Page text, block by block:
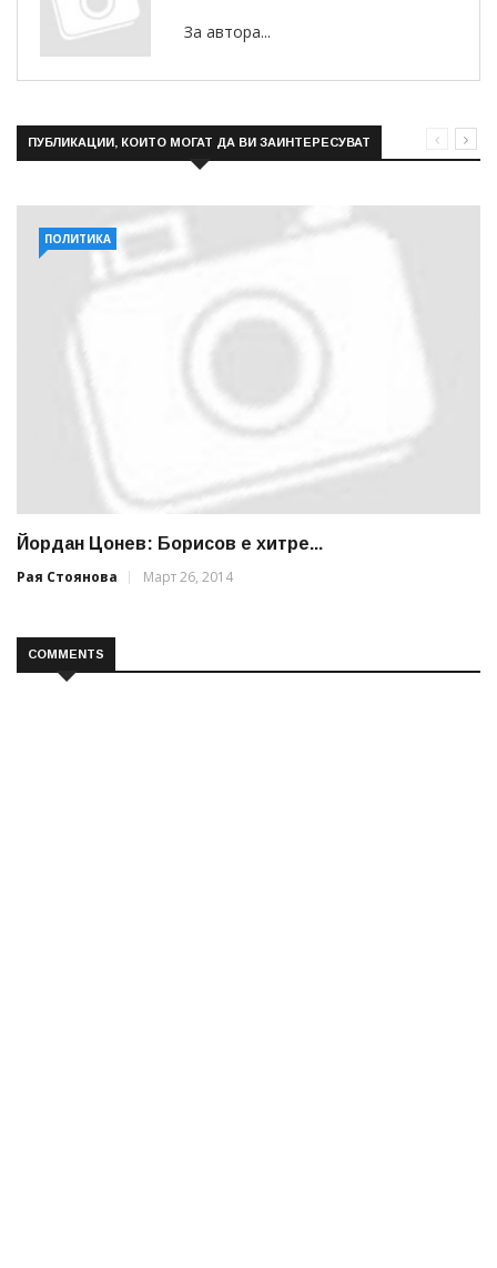
За автора...
ПУБЛИКАЦИИ, КОИТО МОГАТ ДА ВИ ЗАИНТЕРЕСУВАТ
ПОЛИТИКА
Йордан Цонев: Борисов е хитре...
Рая Стоянова
Март 26, 2014
COMMENTS